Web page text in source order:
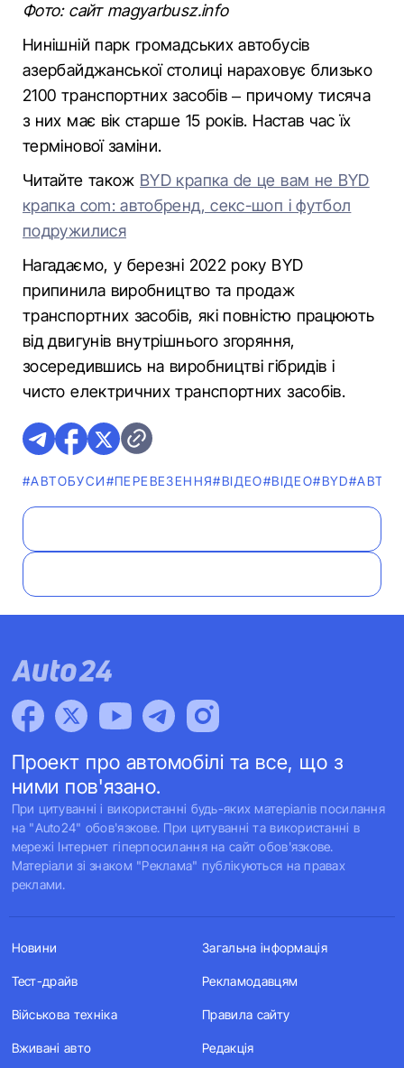
Фото: сайт magyarbusz.info
Нинішній парк громадських автобусів
азербайджанської столиці нараховує близько
2100 транспортних засобів – причому тисяча
з них має вік старше 15 років. Настав час їх
термінової заміни.
Читайте також BYD крапка de це вам не BYD
крапка com: автобренд, секс-шоп і футбол
подружилися
Нагадаємо, у березні 2022 року BYD
припинила виробництво та продаж
транспортних засобів, які повністю працюють
від двигунів внутрішнього згоряння,
зосередившись на виробництві гібридів і
чисто електричних транспортних засобів.
#АВТОБУСИ#ПЕРЕВЕЗЕННЯ#ВІДЕО#ВІДЕО#BYD
Проект про автомобілі та все, що з
ними пов'язано.
При цитуванні і використанні будь-яких матеріалів посилання
на "Auto24" обов'язкове. При цитуванні та використанні в
мережі Інтернет гіперпосилання на сайт обов'язкове.
Матеріали зі знаком "Реклама" публікуються на правах
реклами.
Новини
Тест-драйв
Військова техніка
Вживані авто
Загальна інформація
Рекламодавцям
Правила сайту
Редакція